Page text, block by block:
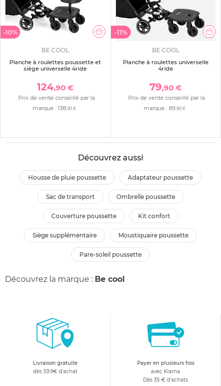
-10%
BE COOL
Planche à roulettes poussette et
siège universelle 4ride
124,90 €
Prix de vente conseillé par la
marque : 138,90 €
-11%
BE COOL
Planche à roulettes universelle
4ride
79,90 €
Prix de vente conseillé par la
marque : 89 ,90 €
Découvrez aussi
housse de pluie poussette adaptateur poussette
sac de transport ombrelle poussette
couverture poussette kit confort
siège supplémentaire moustiquaire poussette
pare-soleil poussette
Découvrez la marque : Be cool
Livraison gratuite
dès 59.9€ d'achat
Payer en plusieurs fois
avec Klarna
Dès 35 € d'achats